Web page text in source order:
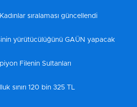
sıralaması güncellendi
yürütücülüğünü GAÜN yapacak
Filenin Sultanları
sınırı 120 bin 325 TL